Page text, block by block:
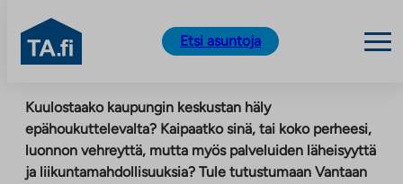
sisältöön
TA.fi
Etsi asuntoja
Kuulostaako kaupungin keskustan häly
epähoukuttelevalta? Kaipaatko sinä, tai koko perheesi,
luonnon vehreyttä, mutta myös palveluiden läheisyyttä
ja liikuntamahdollisuuksia? Tule tutustumaan Vantaan